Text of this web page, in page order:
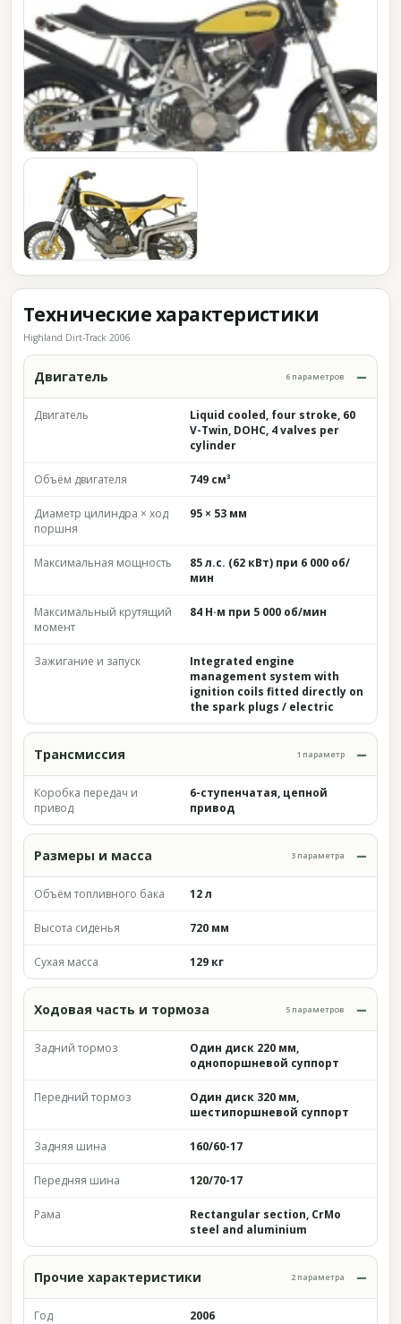
Технические характеристики
Highland Dirt-Track 2006
Двигатель 6 параметров
Двигатель
Liquid cooled, four stroke, 60
V-Twin, DOHC, 4 valves per
cylinder
Объём двигателя 749 см³
Диаметр цилиндра × ход
поршня
95 × 53 мм
Максимальная мощность
85 л.с. (62 кВт) при 6 000 об/
мин
Максимальный крутящий
момент
84 Н·м при 5 000 об/мин
Зажигание и запуск
Integrated engine
management system with
ignition coils fitted directly on
the spark plugs / electric
Трансмиссия 1 параметр
Коробка передач и
привод
6-ступенчатая, цепной
привод
Размеры и масса 3 параметра
Объём топливного бака 12 л
Высота сиденья 720 мм
Сухая масса 129 кг
Ходовая часть и тормоза 5 параметров
Задний тормоз
Один диск 220 мм,
однопоршневой суппорт
Передний тормоз
Один диск 320 мм,
шестипоршневой суппорт
Задняя шина 160/60-17
Передняя шина 120/70-17
Рама
Rectangular section, CrMo
steel and aluminium
Прочие характеристики 2 параметра
Год 2006